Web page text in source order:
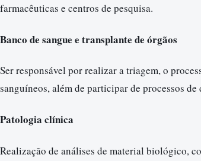
farmacêuticas e centros de pesquisa.
Banco de sangue e transplante de órgãos
Ser responsável por realizar a triagem, o
sanguíneos, além de participar de processos de
Patologia clínica
Realização de análises de material biológico,